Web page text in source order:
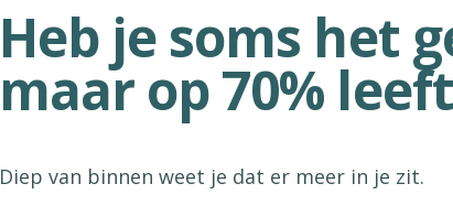
Heb je soms het
maar op 70%
Diep van binnen weet je dat er meer in je zit.